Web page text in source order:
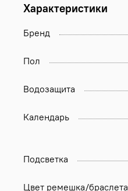
Характеристики
Бренд
Пол
Водозащита
Календарь
Подсветка
Цвет ремешка/браслета